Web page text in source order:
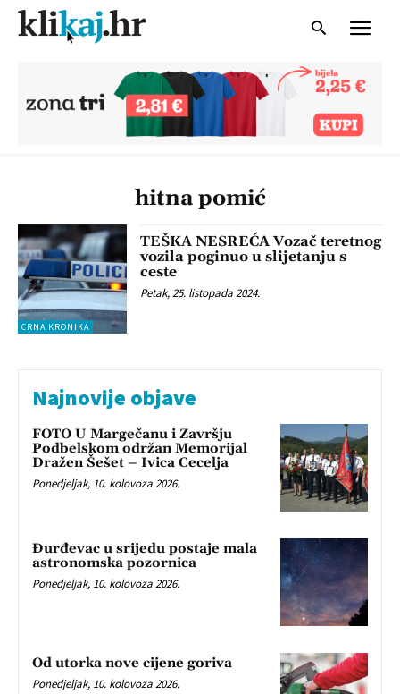
hitna pomić
CRNA KRONIKA
TEŠKA NESREĆA Vozač teretnog
vozila poginuo u slijetanju s
ceste
Petak, 25. listopada 2024.
Najnovije objave
FOTO U Margečanu i Završju
Podbelskom održan Memorijal
Dražen Šešet – Ivica Cecelja
Ponedjeljak, 10. kolovoza 2026.
Đurđevac u srijedu postaje mala
astronomska pozornica
Ponedjeljak, 10. kolovoza 2026.
Od utorka nove cijene goriva
Ponedjeljak, 10. kolovoza 2026.